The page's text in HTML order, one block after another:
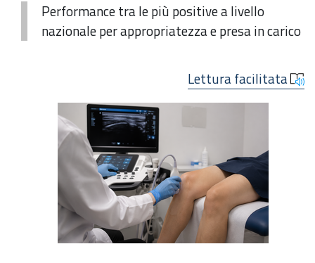
Performance tra le più positive a livello
nazionale per appropriatezza e presa in carico
Lettura facilitata